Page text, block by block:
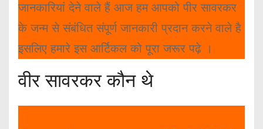
जानकारियां देने वाले हैं आज हम आपको पीर सावरकर
के जन्म से संबंधित संपूर्ण जानकारी प्रदान करने वाले है
इसलिए हमारे इस आर्टिकल को पूरा जरूर पढ़े ।
वीर सावरकर कौन थे